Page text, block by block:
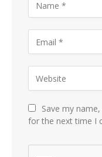
Save my
for the next time I